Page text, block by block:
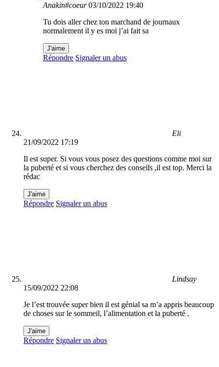
Anakin#coeur 03/10/2022 19:40
Tu dois aller chez ton marchand de journaux
normalement il y es moi j’ai fait sa
J'aime
Répondre Signaler un abus
Eli
21/09/2022 17:19
Il est super. Si vous vous posez des questions comme moi sur
la puberté et si vous cherchez des conseils ,il est top. Merci la
rédac
J'aime
Répondre Signaler un abus
Lindsay
15/09/2022 22:08
Je l’est trouvée super bien il est génial sa m’a appris beaucoup
de choses sur le sommeil, l’alimentation et la puberté .
J'aime
Répondre Signaler un abus